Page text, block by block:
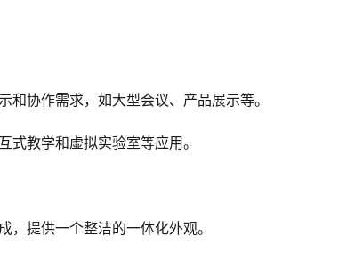
和协作需求，如大型会议、产品展示等。
式教学和虚拟实验室等应用。
，提供一个整洁的一体化外观。